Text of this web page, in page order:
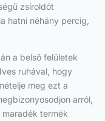
zsíroldót
hatni néhány percig,
a belső felületek
ruhával, hogy
meg ezt a
arról,
termék